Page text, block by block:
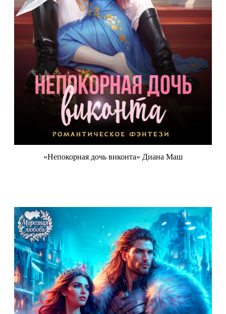
«Непокорная дочь виконта» Диана Маш